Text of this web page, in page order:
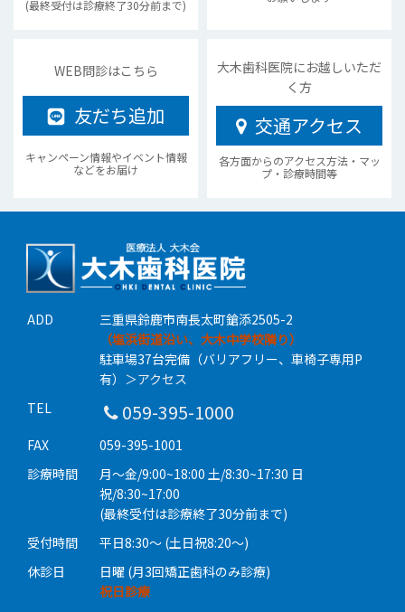
(最終受付は診療終了30分前まで)
WEB問診はこちら
友だち追加
キャンペーン情報やイベント情報
などをお届け
大木歯科医院にお越しいただ
く方
交通アクセス
各方面からのアクセス方法・マッ
プ・診療時間等
ADD
三重県鈴鹿市南長太町鎗添2505-2
（塩浜街道沿い、大木中学校隣り）
駐車場37台完備（バリアフリー、車椅子専用P
有） ＞アクセス
TEL
059-395-1000
FAX
059-395-1001
診療時間
月〜金/9:00~18:00 土/8:30~17:30 日
祝/8:30~17:00
(最終受付は診療終了30分前まで)
受付時間
平日8:30〜 (土日祝8:20〜)
休診日
日曜 (月3回矯正歯科のみ診療)
祝日診療